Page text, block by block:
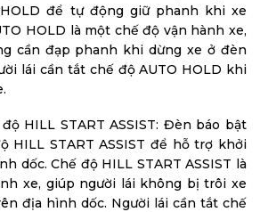
để tự động giữ phanh khi xe
HOLD là một chế độ vận hành xe,
cần đạp phanh khi dừng xe ở đèn
lái cần tắt chế độ AUTO HOLD khi
HILL START ASSIST: Đèn báo bật
HILL START ASSIST để hỗ trợ khởi
dốc. Chế độ HILL START ASSIST là
xe, giúp người lái không bị trôi xe
địa hình dốc. Người lái cần tắt chế